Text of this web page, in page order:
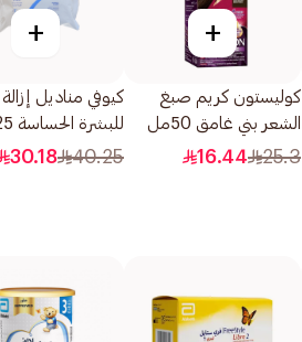
+
كوليستون كريم صبغ
الشعر بني غامق 50مل
25.3
16.44
+
كيوفي مناديل إزالة
للبشرة الحساسة 25قطعة
40.25
30.18